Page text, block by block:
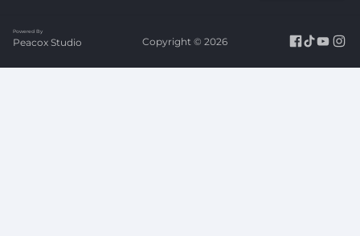
Powered By
Peacox Studio Copyright © 2026